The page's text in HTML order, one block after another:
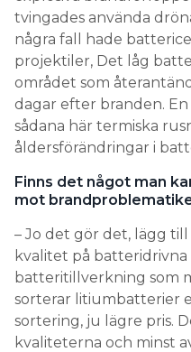
tvingades använda
några fall hade
projektiler, Det låg
området som
dagar efter branden.
sådana här termiska
åldersförändringar i
Finns det något man
mot
– Jo det gör det, lägg
kvalitet på batteridrivna
batteritillverkning som
sorterar litiumbatterier
sortering, ju lägre pris.
kvaliteterna och minst